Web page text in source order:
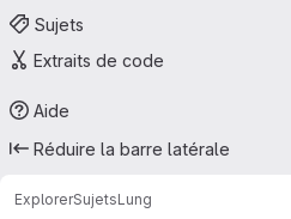
Sujets
Extraits de code
Aide
Réduire la barre latérale
ExplorerSujetsLung